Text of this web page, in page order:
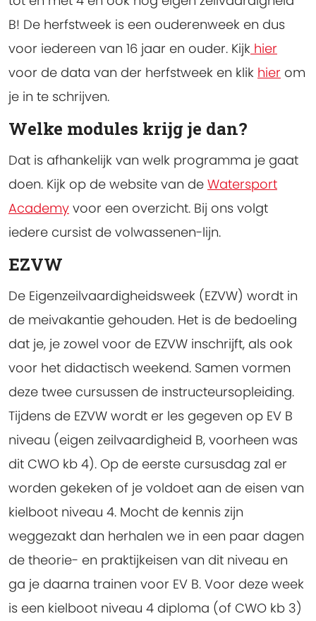
B! De herfstweek is een ouderenweek en dus
voor iedereen van 16 jaar en ouder. Kijk hier
voor de data van der herfstweek en klik hier om
je in te schrijven.
Welke modules krijg je dan?
Dat is afhankelijk van welk programma je gaat
doen. Kijk op de website van de Watersport
Academy voor een overzicht. Bij ons volgt
iedere cursist de volwassenen-lijn.
EZVW
De Eigenzeilvaardigheidsweek (EZVW) wordt in
de meivakantie gehouden. Het is de bedoeling
dat je, je zowel voor de EZVW inschrijft, als ook
voor het didactisch weekend. Samen vormen
deze twee cursussen de instructeursopleiding.
Tijdens de EZVW wordt er les gegeven op EV B
niveau (eigen zeilvaardigheid B, voorheen was
dit CWO kb 4). Op de eerste cursusdag zal er
worden gekeken of je voldoet aan de eisen van
kielboot niveau 4. Mocht de kennis zijn
weggezakt dan herhalen we in een paar dagen
de theorie- en praktijkeisen van dit niveau en
ga je daarna trainen voor EV B. Voor deze week
is een kielboot niveau 4 diploma (of CWO kb 3)